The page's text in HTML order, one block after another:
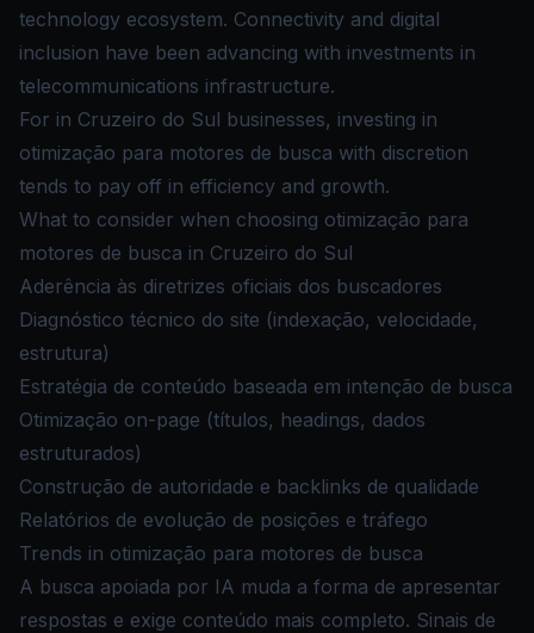
technology ecosystem. Connectivity and digital
inclusion have been advancing with investments in
telecommunications infrastructure.
For in Cruzeiro do Sul businesses, investing in
otimização para motores de busca with discretion
tends to pay off in efficiency and growth.
What to consider when choosing otimização para
motores de busca in Cruzeiro do Sul
Aderência às diretrizes oficiais dos buscadores
Diagnóstico técnico do site (indexação, velocidade,
estrutura)
Estratégia de conteúdo baseada em intenção de busca
Otimização on-page (títulos, headings, dados
estruturados)
Construção de autoridade e backlinks de qualidade
Relatórios de evolução de posições e tráfego
Trends in otimização para motores de busca
A busca apoiada por IA muda a forma de apresentar
respostas e exige conteúdo mais completo. Sinais de